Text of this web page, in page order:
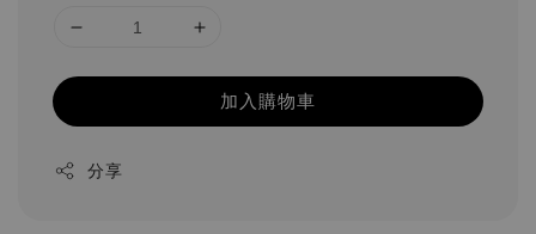
加入購物車
分享